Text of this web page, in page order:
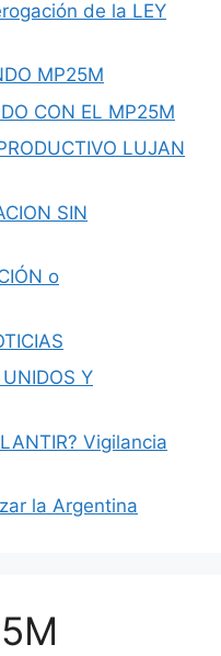
de la LEY
MP25M
CON EL MP25M
LUJAN
SIN
o
Y
Vigilancia
la Argentina